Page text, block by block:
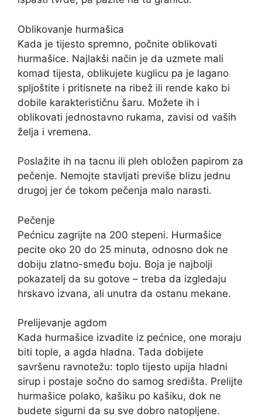
Oblikovanje hurmašica
Kada je tijesto spremno, počnite oblikovati
hurmašice. Najlakši način je da uzmete mali
komad tijesta, oblikujete kuglicu pa je lagano
spljoštite i pritisnete na ribež ili rende kako bi
dobile karakterističnu šaru. Možete ih i
oblikovati jednostavno rukama, zavisi od vaših
želja i vremena.
Poslažite ih na tacnu ili pleh obložen papirom za
pečenje. Nemojte stavljati previše blizu jednu
drugoj jer će tokom pečenja malo narasti.
Pečenje
Pećnicu zagrijte na 200 stepeni. Hurmašice
pecite oko 20 do 25 minuta, odnosno dok ne
dobiju zlatno-smeđu boju. Boja je najbolji
pokazatelj da su gotove – treba da izgledaju
hrskavo izvana, ali unutra da ostanu mekane.
Prelijevanje agdom
Kada hurmašice izvadite iz pećnice, one moraju
biti tople, a agda hladna. Tada dobijete
savršenu ravnotežu: toplo tijesto upija hladni
sirup i postaje sočno do samog središta. Prelijte
hurmašice polako, kašiku po kašiku, dok ne
budete sigurni da su sve dobro natopljene.